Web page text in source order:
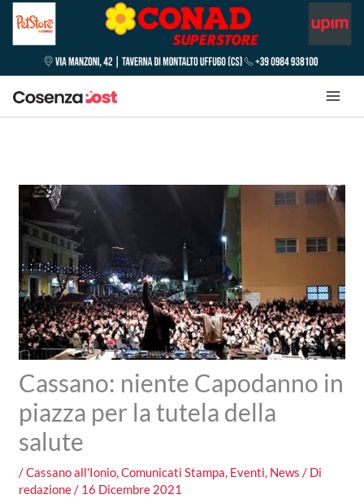
Cassano: niente Capodanno in
piazza per la tutela della
salute
/Cassano all'Ionio,Comunicati Stampa, Eventi, News / Di
redazione/ 16 Dicembre 2021